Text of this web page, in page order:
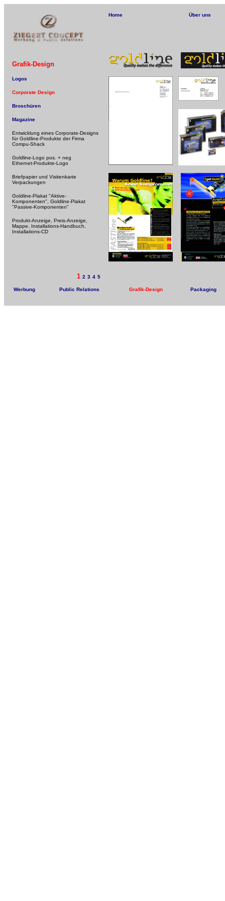
Home Über uns
Public Relations
Werbung Grafik-Design Packaging
Grafik-Design
Logos
Corporate Design
Broschüren
Magazine
Entwicklung eines Corporate-Designs
für Goldline-Produkte der Firma
Compu-Shack
Goldline-Logo pos. + neg
Ethernet-Produkte-Logo
Briefpapier und Visitenkarte
Verpackungen
Goldline-Plakat "Aktive-
Komponenten", Goldline-Plakat
"Passive-Komponenten"
Produkt-Anzeige, Preis-Anzeige,
Mappe, Installations-Handbuch,
Installations-CD
1 2 3 4 5